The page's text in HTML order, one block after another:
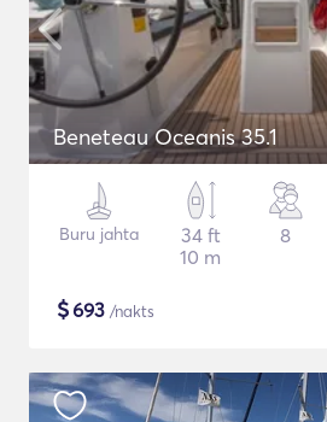
Beneteau Oceanis 35.1
Buru jahta
34 ft
10 m
8
$693 /nakts